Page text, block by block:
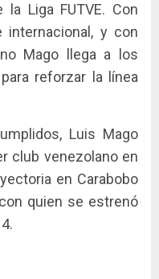
Liga FUTVE. Con
internacional, y con
Mago llega a los
reforzar la línea
Luis Mago
club venezolano en
en Carabobo
quien se estrenó